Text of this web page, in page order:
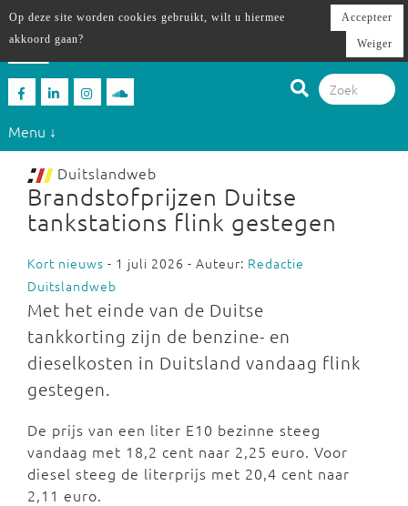
Menu ↓
Duitslandweb
Brandstofprijzen Duitse
tankstations flink gestegen
Kort nieuws - 1 juli 2026 - Auteur: Redactie
Duitslandweb
Met het einde van de Duitse
tankkorting zijn de benzine- en
dieselkosten in Duitsland vandaag flink
gestegen.
De prijs van een liter E10 bezinne steeg
vandaag met 18,2 cent naar 2,25 euro. Voor
diesel steeg de literprijs met 20,4 cent naar
2,11 euro.
Op deze site worden cookies gebruikt, wilt u hiermee
akkoord gaan?
Accepteer
Weiger